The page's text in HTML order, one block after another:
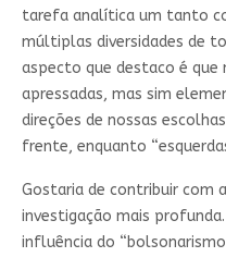
tarefa analítica um tanto
múltiplas diversidades de
aspecto que destaco é
apressadas, mas sim
direções de nossas
frente, enquanto
Gostaria de contribuir com
investigação mais
influência do